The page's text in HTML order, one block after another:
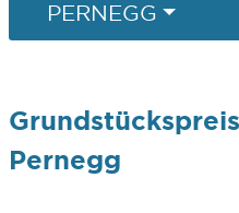
PERNEGG
Pernegg